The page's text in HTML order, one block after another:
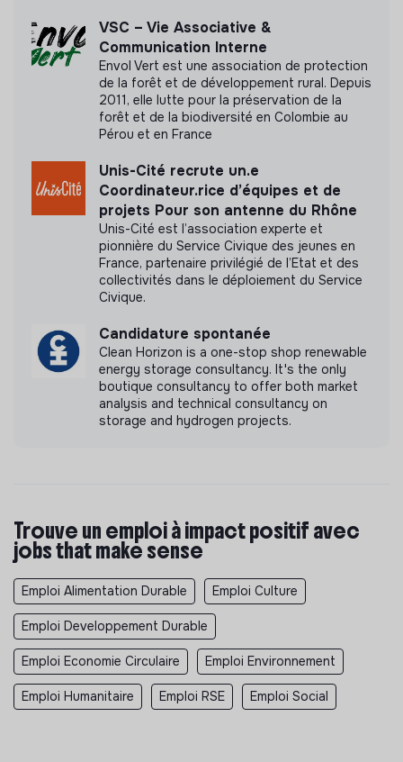
N'a pas encore communiqué de documents de
transparence
VSC – Vie Associative &
Communication Interne
Envol Vert est une association de protection
de la forêt et de développement rural. Depuis
2011, elle lutte pour la préservation de la
forêt et de la biodiversité en Colombie au
Pérou et en France
Unis-Cité recrute un.e
Coordinateur.rice d’équipes et de
projets Pour son antenne du Rhône
Unis-Cité est l’association experte et
pionnière du Service Civique des jeunes en
France, partenaire privilégié de l’Etat et des
collectivités dans le déploiement du Service
Civique.
Candidature spontanée
Clean Horizon is a one-stop shop renewable
energy storage consultancy. It's the only
boutique consultancy to offer both market
analysis and technical consultancy on
storage and hydrogen projects.
Trouve un emploi à impact positif avec
jobs that make sense
Emploi Alimentation Durable Emploi Culture
Emploi Developpement Durable
Emploi Economie Circulaire Emploi Environnement
Emploi Humanitaire Emploi RSE Emploi Social